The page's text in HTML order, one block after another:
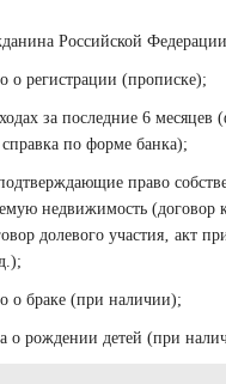
Российской
о регистрации (прописке);
за последние 6 месяцев
по форме банка);
право
недвижимость (договор
долевого участия‚ акт
о браке (при наличии);
о рождении детей (при